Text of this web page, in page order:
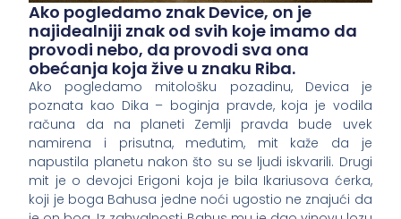
Ako pogledamo znak Device, on je
najidealniji znak od svih koje imamo da
provodi nebo, da provodi sva ona
obećanja koja žive u znaku Riba.
Ako pogledamo mitološku pozadinu, Devica je
poznata kao Dika – boginja pravde, koja je vodila
računa da na planeti Zemlji pravda bude uvek
namirena i prisutna, međutim, mit kaže da je
napustila planetu nakon što su se ljudi iskvarili. Drugi
mit je o devojci Erigoni koja je bila Ikariusova ćerka,
koji je boga Bahusa jedne noći ugostio ne znajući da